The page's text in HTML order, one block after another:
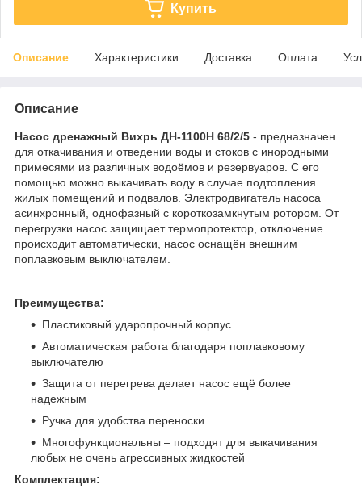
Купить
Описание Характеристики Доставка Оплата
Описание
Насос дренажный Вихрь ДН-1100Н 68/2/5 - предназначен
для откачивания и отведении воды и стоков с инородными
примесями из различных водоёмов и резервуаров. С его
помощью можно выкачивать воду в случае подтопления
жилых помещений и подвалов. Электродвигатель насоса
асинхронный, однофазный с короткозамкнутым ротором. От
перегрузки насос защищает термопротектор, отключение
происходит автоматически, насос оснащён внешним
поплавковым выключателем.
Преимущества:
Пластиковый ударопрочный корпус
Автоматическая работа благодаря поплавковому
выключателю
Защита от перегрева делает насос ещё более
надежным
Ручка для удобства переноски
Многофункциональны – подходят для выкачивания
любых не очень агрессивных жидкостей
Комплектация: